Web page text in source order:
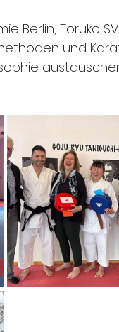
Berlin, Toruko
und